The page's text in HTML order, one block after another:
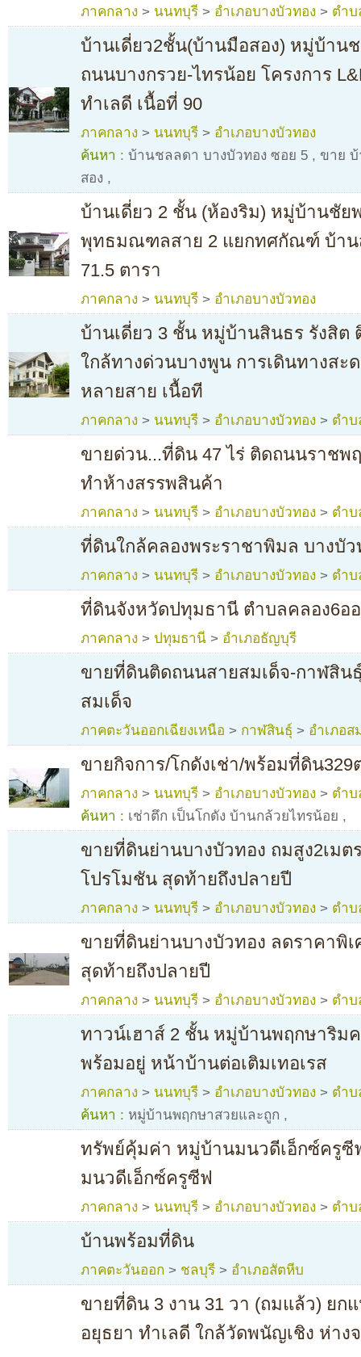
ภาคกลาง > นนทบุรี > อำเภอบางบัวทอง > ตำบ
บ้านเดี่ยว2ชั้น(บ้านมือสอง) หมู่บ้าน
ถนนบางกรวย-ไทรน้อย โครงการ
ทำเลดี เนื้อที่ 90
ภาคกลาง > นนทบุรี > อำเภอบางบัวทอง
ค้นหา : บ้านชลลดา บางบัวทอง ซอย 5 , ขาย
สอง ,
บ้านเดี่ยว 2 ชั้น (ห้องริม) หมู่บ้านชัย
พุทธมณฑลสาย 2 แยกทศกัณฑ์ บ้าน
71.5 ตารา
ภาคกลาง > นนทบุรี > อำเภอบางบัวทอง
บ้านเดี่ยว 3 ชั้น หมู่บ้านสินธร รังสิต
ใกล้ทางด่วนบางพูน การเดินทางสะ
หลายสาย เนื้อที
ภาคกลาง > นนทบุรี > อำเภอบางบัวทอง > ตำบ
ขายด่วน...ที่ดิน 47 ไร่ ติดถนนราชพ
ทำห้างสรรพสินค้า
ภาคกลาง > นนทบุรี > อำเภอบางบัวทอง > ตำบ
ที่ดินใกล้คลองพระราชาพิมล บางบัว
ภาคกลาง > นนทบุรี > อำเภอบางบัวทอง > ตำบ
ที่ดินจังหวัดปทุมธานี ตำบลคลอง6อ
ภาคกลาง > ปทุมธานี > อำเภอธัญบุรี
ขายที่ดินติดถนนสายสมเด็จ-กาฬสิน
สมเด็จ
ภาคตะวันออกเฉียงเหนือ > กาฬสินธุ์ > อำเภอส
ขายกิจการ/โกดังเช่า/พร้อมที่ดิน329
ภาคกลาง > นนทบุรี > อำเภอบางบัวทอง > ตำบ
ค้นหา : เช่าตึก เป็นโกดัง บ้านกล้วยไทรน้อย ,
ขายที่ดินย่านบางบัวทอง ถมสูง2เมต
โปรโมชัน สุดท้ายถึงปลายปี
ภาคกลาง > นนทบุรี > อำเภอบางบัวทอง > ตำบ
ขายที่ดินย่านบางบัวทอง ลดราคาพิ
สุดท้ายถึงปลายปี
ภาคกลาง > นนทบุรี > อำเภอบางบัวทอง > ตำบ
ทาวน์เฮาส์ 2 ชั้น หมู่บ้านพฤกษาริม
พร้อมอยู่ หน้าบ้านต่อเติมเทอเรส
ภาคกลาง > นนทบุรี > อำเภอบางบัวทอง > ตำบ
ค้นหา : หมู่บ้านพฤกษาสวยและถูก ,
ทรัพย์คุ้มค่า หมู่บ้านมนวดีเอ็กซ์ครู
มนวดีเอ็กซ์ครูซีฟ
ภาคกลาง > นนทบุรี > อำเภอบางบัวทอง > ตำบ
บ้านพร้อมที่ดิน
ภาคตะวันออก > ชลบุรี > อำเภอสัตหีบ
ขายที่ดิน 3 งาน 31 วา (ถมแล้ว) ยก
อยุธยา ทำเลดี ใกล้วัดพนัญเชิง ห่าง